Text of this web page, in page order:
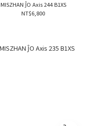
MISZHAN ĴO Axis 244 B1XS
NT$6,800